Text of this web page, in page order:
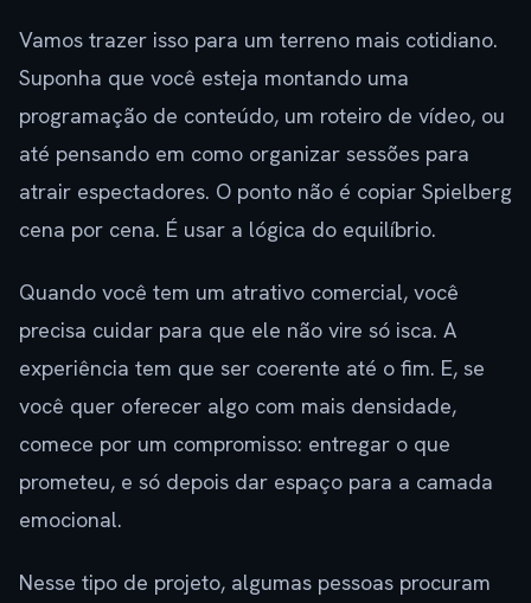
Vamos trazer isso para um terreno mais cotidiano.
Suponha que você esteja montando uma
programação de conteúdo, um roteiro de vídeo, ou
até pensando em como organizar sessões para
atrair espectadores. O ponto não é copiar Spielberg
cena por cena. É usar a lógica do equilíbrio.
Quando você tem um atrativo comercial, você
precisa cuidar para que ele não vire só isca. A
experiência tem que ser coerente até o fim. E, se
você quer oferecer algo com mais densidade,
comece por um compromisso: entregar o que
prometeu, e só depois dar espaço para a camada
emocional.
Nesse tipo de projeto, algumas pessoas procuram